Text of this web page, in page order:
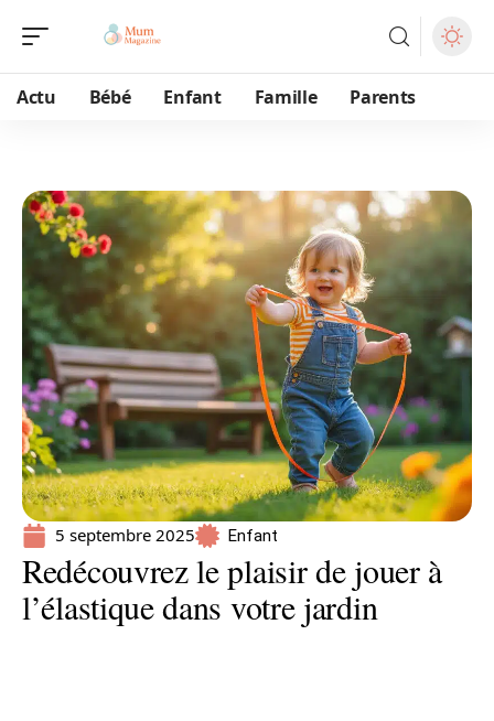
Actu Bébé Enfant Famille Parents
5 septembre 2025 Enfant
Redécouvrez le plaisir de jouer à
l’élastique dans votre jardin